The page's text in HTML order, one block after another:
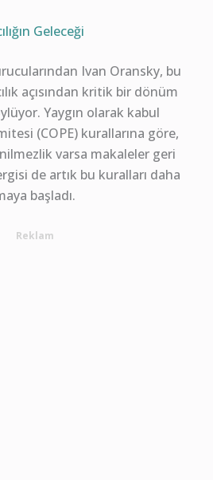
Geleceği
Ivan Oransky, bu
açısından kritik bir dönüm
Yaygın olarak kabul
(COPE) kurallarına göre,
varsa makaleler geri
de artık bu kuralları daha
başladı.
Reklam